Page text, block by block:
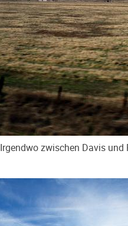
Irgendwo zwischen Davis und